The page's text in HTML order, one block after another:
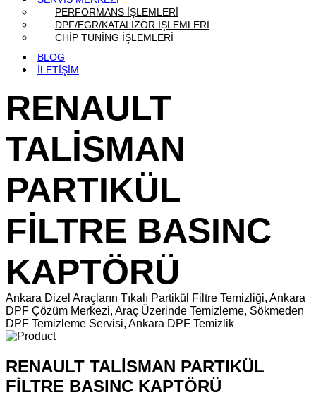
PERFORMANS İŞLEMLERİ
DPF/EGR/KATALİZÖR İŞLEMLERİ
CHİP TUNİNG İŞLEMLERİ
BLOG
İLETİŞİM
RENAULT
TALİSMAN
PARTIKÜL
FİLTRE BASINC
KAPTÖRÜ
Ankara Dizel Araçların Tıkalı Partikül Filtre Temizliği, Ankara
DPF Çözüm Merkezi, Araç Üzerinde Temizleme, Sökmeden
DPF Temizleme Servisi, Ankara DPF Temizlik
RENAULT TALİSMAN PARTIKÜL
FİLTRE BASINC KAPTÖRÜ